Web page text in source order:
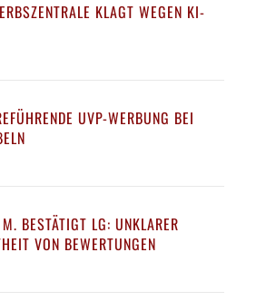
KLAGT WEGEN KI-
UVP-WERBUNG BEI
BESTÄTIGT LG: UNKLARER
VON BEWERTUNGEN